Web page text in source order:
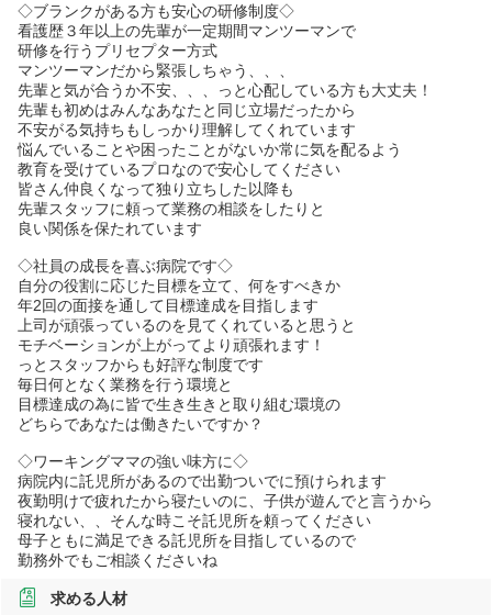
◇ブランクがある方も安心の研修制度◇
看護歴３年以上の先輩が一定期間マンツーマンで
研修を行うプリセプター方式
マンツーマンだから緊張しちゃう、、、
先輩と気が合うか不安、、、っと心配している方も大丈夫！
先輩も初めはみんなあなたと同じ立場だったから
不安がる気持ちもしっかり理解してくれています
悩んでいることや困ったことがないか常に気を配るよう
教育を受けているプロなので安心してください
皆さん仲良くなって独り立ちした以降も
先輩スタッフに頼って業務の相談をしたりと
良い関係を保たれています
◇社員の成長を喜ぶ病院です◇
自分の役割に応じた目標を立て、何をすべきか
年2回の面接を通して目標達成を目指します
上司が頑張っているのを見てくれていると思うと
モチベーションが上がってより頑張れます！
っとスタッフからも好評な制度です
毎日何となく業務を行う環境と
目標達成の為に皆で生き生きと取り組む環境の
どちらであなたは働きたいですか？
◇ワーキングママの強い味方に◇
病院内に託児所があるので出勤ついでに預けられます
夜勤明けで疲れたから寝たいのに、子供が遊んでと言うから
寝れない、、そんな時こそ託児所を頼ってください
母子ともに満足できる託児所を目指しているので
勤務外でもご相談くださいね
求める人材